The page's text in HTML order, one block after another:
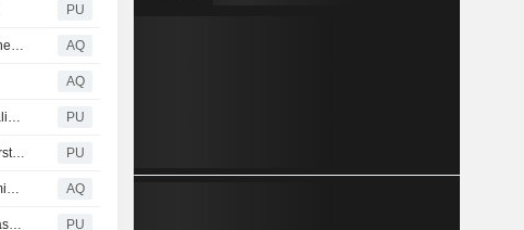
PU
Rheinmetall Delivers Autonomous Logistics Training for UK Armed Forces Ahead of Major International Exercise AQ
AQ
Contract worth almost €1 billion: Rheinmetall takes on a key role in the digitalisation of British Army combat training PU
Major order: Kuwait procures Rheinmetall’s MASS decoy launchers for the first time PU
Rheinmetall supplies artillery ammunition to Ukraine - contract value in the mid double-digit millions of euros AQ
Rheinmetall : BAAINBw commissions Rheinmetall and MBDA to develop a laser weapon system for the German Navy PU